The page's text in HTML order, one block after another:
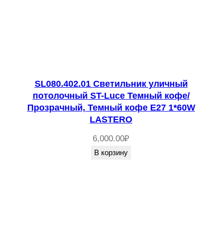
SL080.402.01 Светильник уличный
потолочный ST-Luce Темный кофе/
Прозрачный, Темный кофе E27 1*60W
LASTERO
6,000.00₽
В корзину